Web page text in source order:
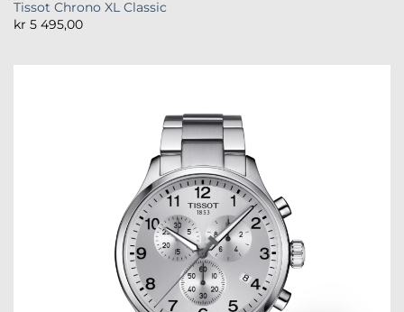
Tissot Chrono XL Classic
kr 5 495,00